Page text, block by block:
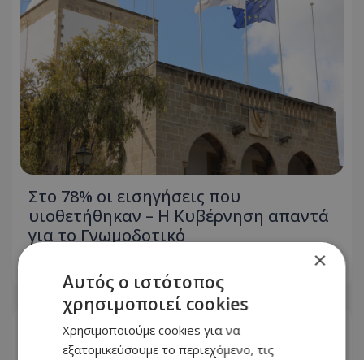
Στο 78% οι εισηγήσεις που
υιοθετήθηκαν – Η Κυβέρνηση απαντά
για το Γνωμοδοτικό
×
Αυτός ο ιστότοπος
χρησιμοποιεί cookies
Χρησιμοποιούμε cookies για να
εξατομικεύσουμε το περιεχόμενο, τις